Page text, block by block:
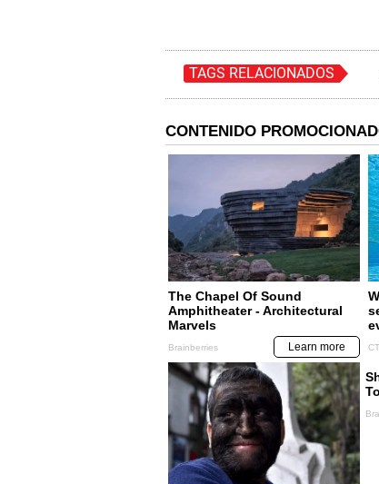
TAGS RELACIONADOS